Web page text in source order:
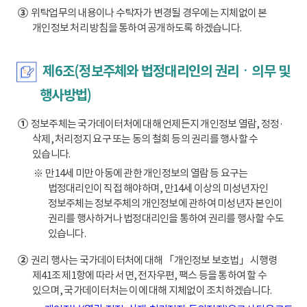
③위탁업무의 내용이나 수탁자가 변경될 경우에는 지체없이 본
개인정보 처리 방침을 통하여 공개하도록 하겠습니다.
제6조(정보주체와 법정대리인의 권리ㆍ의무 및
행사방법)
①정보주체는 국가데이터처에 대해 언제든지 개인정보 열람, 정정·
삭제, 처리정지 요구 또는 동의 철회 등의 권리를 행사할 수
있습니다.
※ 만14세 미만 아동에 관한 개인정보의 열람 등 요구는
법정대리인이 직접 해야하며, 만14세 이상의 미성년자인
정보주체는 정보주체의 개인정보에 관하여 미성년자 본인이
권리를 행사하거나 법정대리인을 통하여 권리를 행사할 수도
있습니다.
②권리 행사는 국가데이터처에 대해 「개인정보 보호법」 시행령
제41조 제1항에 따라 서면, 전자우편, 팩스 등을 통하여 할 수
있으며, 국가데이터처는 이에 대해 지체없이 조치하겠습니다.